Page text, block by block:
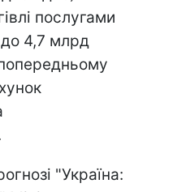
послугами
4,7 млрд
"Україна: